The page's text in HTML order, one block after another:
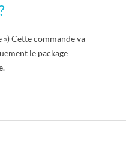
») Cette commande va
le package